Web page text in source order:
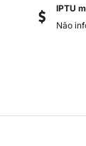
IPTU
Não